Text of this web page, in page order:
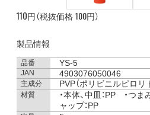
110円（税抜価格 100円）
製品情報
品番 YS-5
JAN 4903076050046
主成分 PVP（ポリビニルピロリ
材質
・本体、中皿：PP ・つま
ャップ：PP